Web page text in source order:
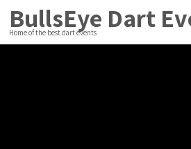
BullsEye Dart
Home of the best dart events